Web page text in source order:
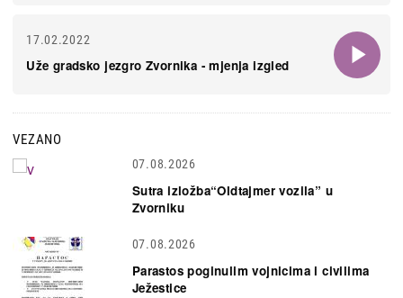
17.02.2022
Uže gradsko jezgro Zvornika - mjenja izgled
VEZANO
07.08.2026
Sutra izložba“Oldtajmer vozila” u
Zvorniku
07.08.2026
Parastos poginulim vojnicima i civilima
Ježestice